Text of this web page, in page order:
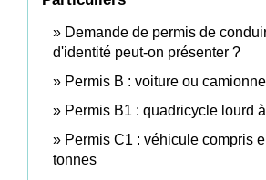
Demande de permis de
d'identité peut-on présenter ?
Permis B : voiture ou
Permis B1 : quadricycle lourd
Permis C1 : véhicule compris
tonnes